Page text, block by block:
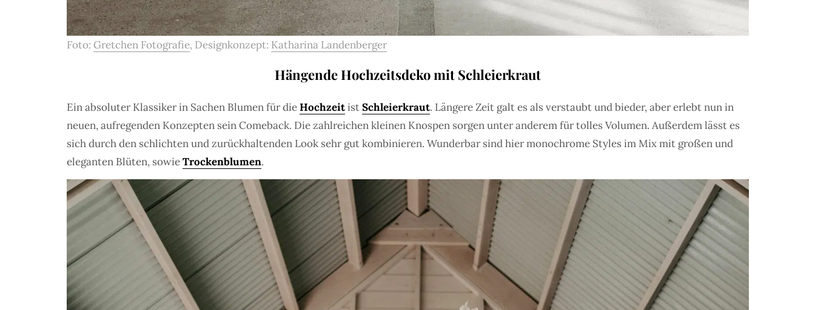
Foto: Gretchen Fotografie, Designkonzept: Katharina Landenberger
Hängende Hochzeitsdeko mit Schleierkraut
Ein absoluter Klassiker in Sachen Blumen für dieHochzeitistSchleierkraut. Längere Zeit galt es als verstaubt und bieder, aber erlebt nun in
neuen, aufregenden Konzepten sein Comeback. Die zahlreichen kleinen Knospen sorgen unter anderem für tolles Volumen. Außerdem lässt es
sich durch den schlichten und zurückhaltenden Look sehr gut kombinieren. Wunderbar sind hier monochrome Styles im Mix mit großen und
eleganten Blüten, sowieTrockenblumen.